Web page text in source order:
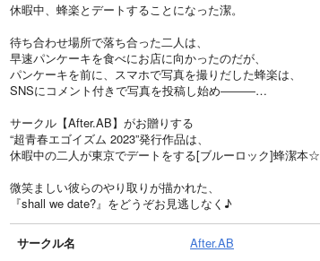
休暇中、蜂楽とデートすることになった潔。
待ち合わせ場所で落ち合った二人は、
早速パンケーキを食べにお店に向かったのだが、
パンケーキを前に、スマホで写真を撮りだした蜂楽は、
SNSにコメント付きで写真を投稿し始め―――…
サークル【After.AB】がお贈りする
“超青春エゴイズム 2023”発行作品は、
休暇中の二人が東京でデートをする[ブルーロック]蜂潔本☆
微笑ましい彼らのやり取りが描かれた、
『shall we date?』をどうぞお見逃しなく♪
サークル名 After.AB